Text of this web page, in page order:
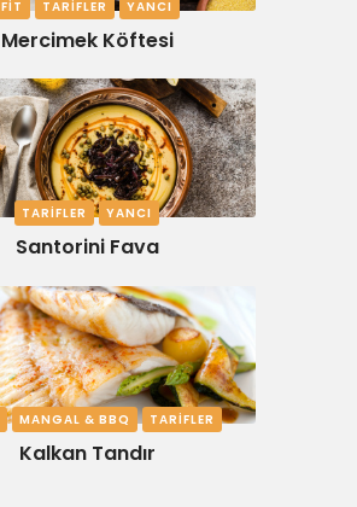
FIT TARIFLER YANCI
Mercimek Köftesi
TARIFLER YANCI
Santorini Fava
MANGAL & BBQ TARIFLER
Kalkan Tandır